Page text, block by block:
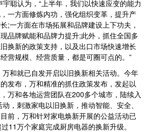
聪认为，“上半年，我们以快速应变的能力
一方面修炼内功，强化组织变革，提升产
;一方面在市场拓展和品牌建设上下功夫，
品牌赋能和品牌力提升;此外，抓住全国多
换新的政策支持，以及出口市场快速增长
营规模、经营质量，都是可圈可点的。”
和就已自发开启以旧换新相关活动。今年
发布，万和精准的抓住政策发布，发起以
万和各地运营团队在200多个城市，陆续入
，刺激家电以旧换新，推动智能、安全、
前，万和针对家电焕新开展的公益活动已
11万个家庭完成厨房电器的换新升级。